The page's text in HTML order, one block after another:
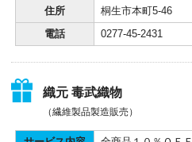
住所 桐生市本町5-46
電話 0277-45-2431
織元 毒武織物
（繊維製品製造販売）